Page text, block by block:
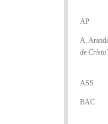
AP
A.
de Cristo’
ASS
BAC